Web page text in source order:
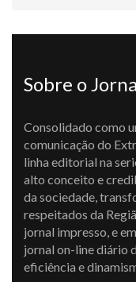
Sobre o
Consolidado como
comunicação do
linha editorial na
alto conceito e
da sociedade,
respeitados da
jornal impresso, e
jornal on-line diário
eficiência e